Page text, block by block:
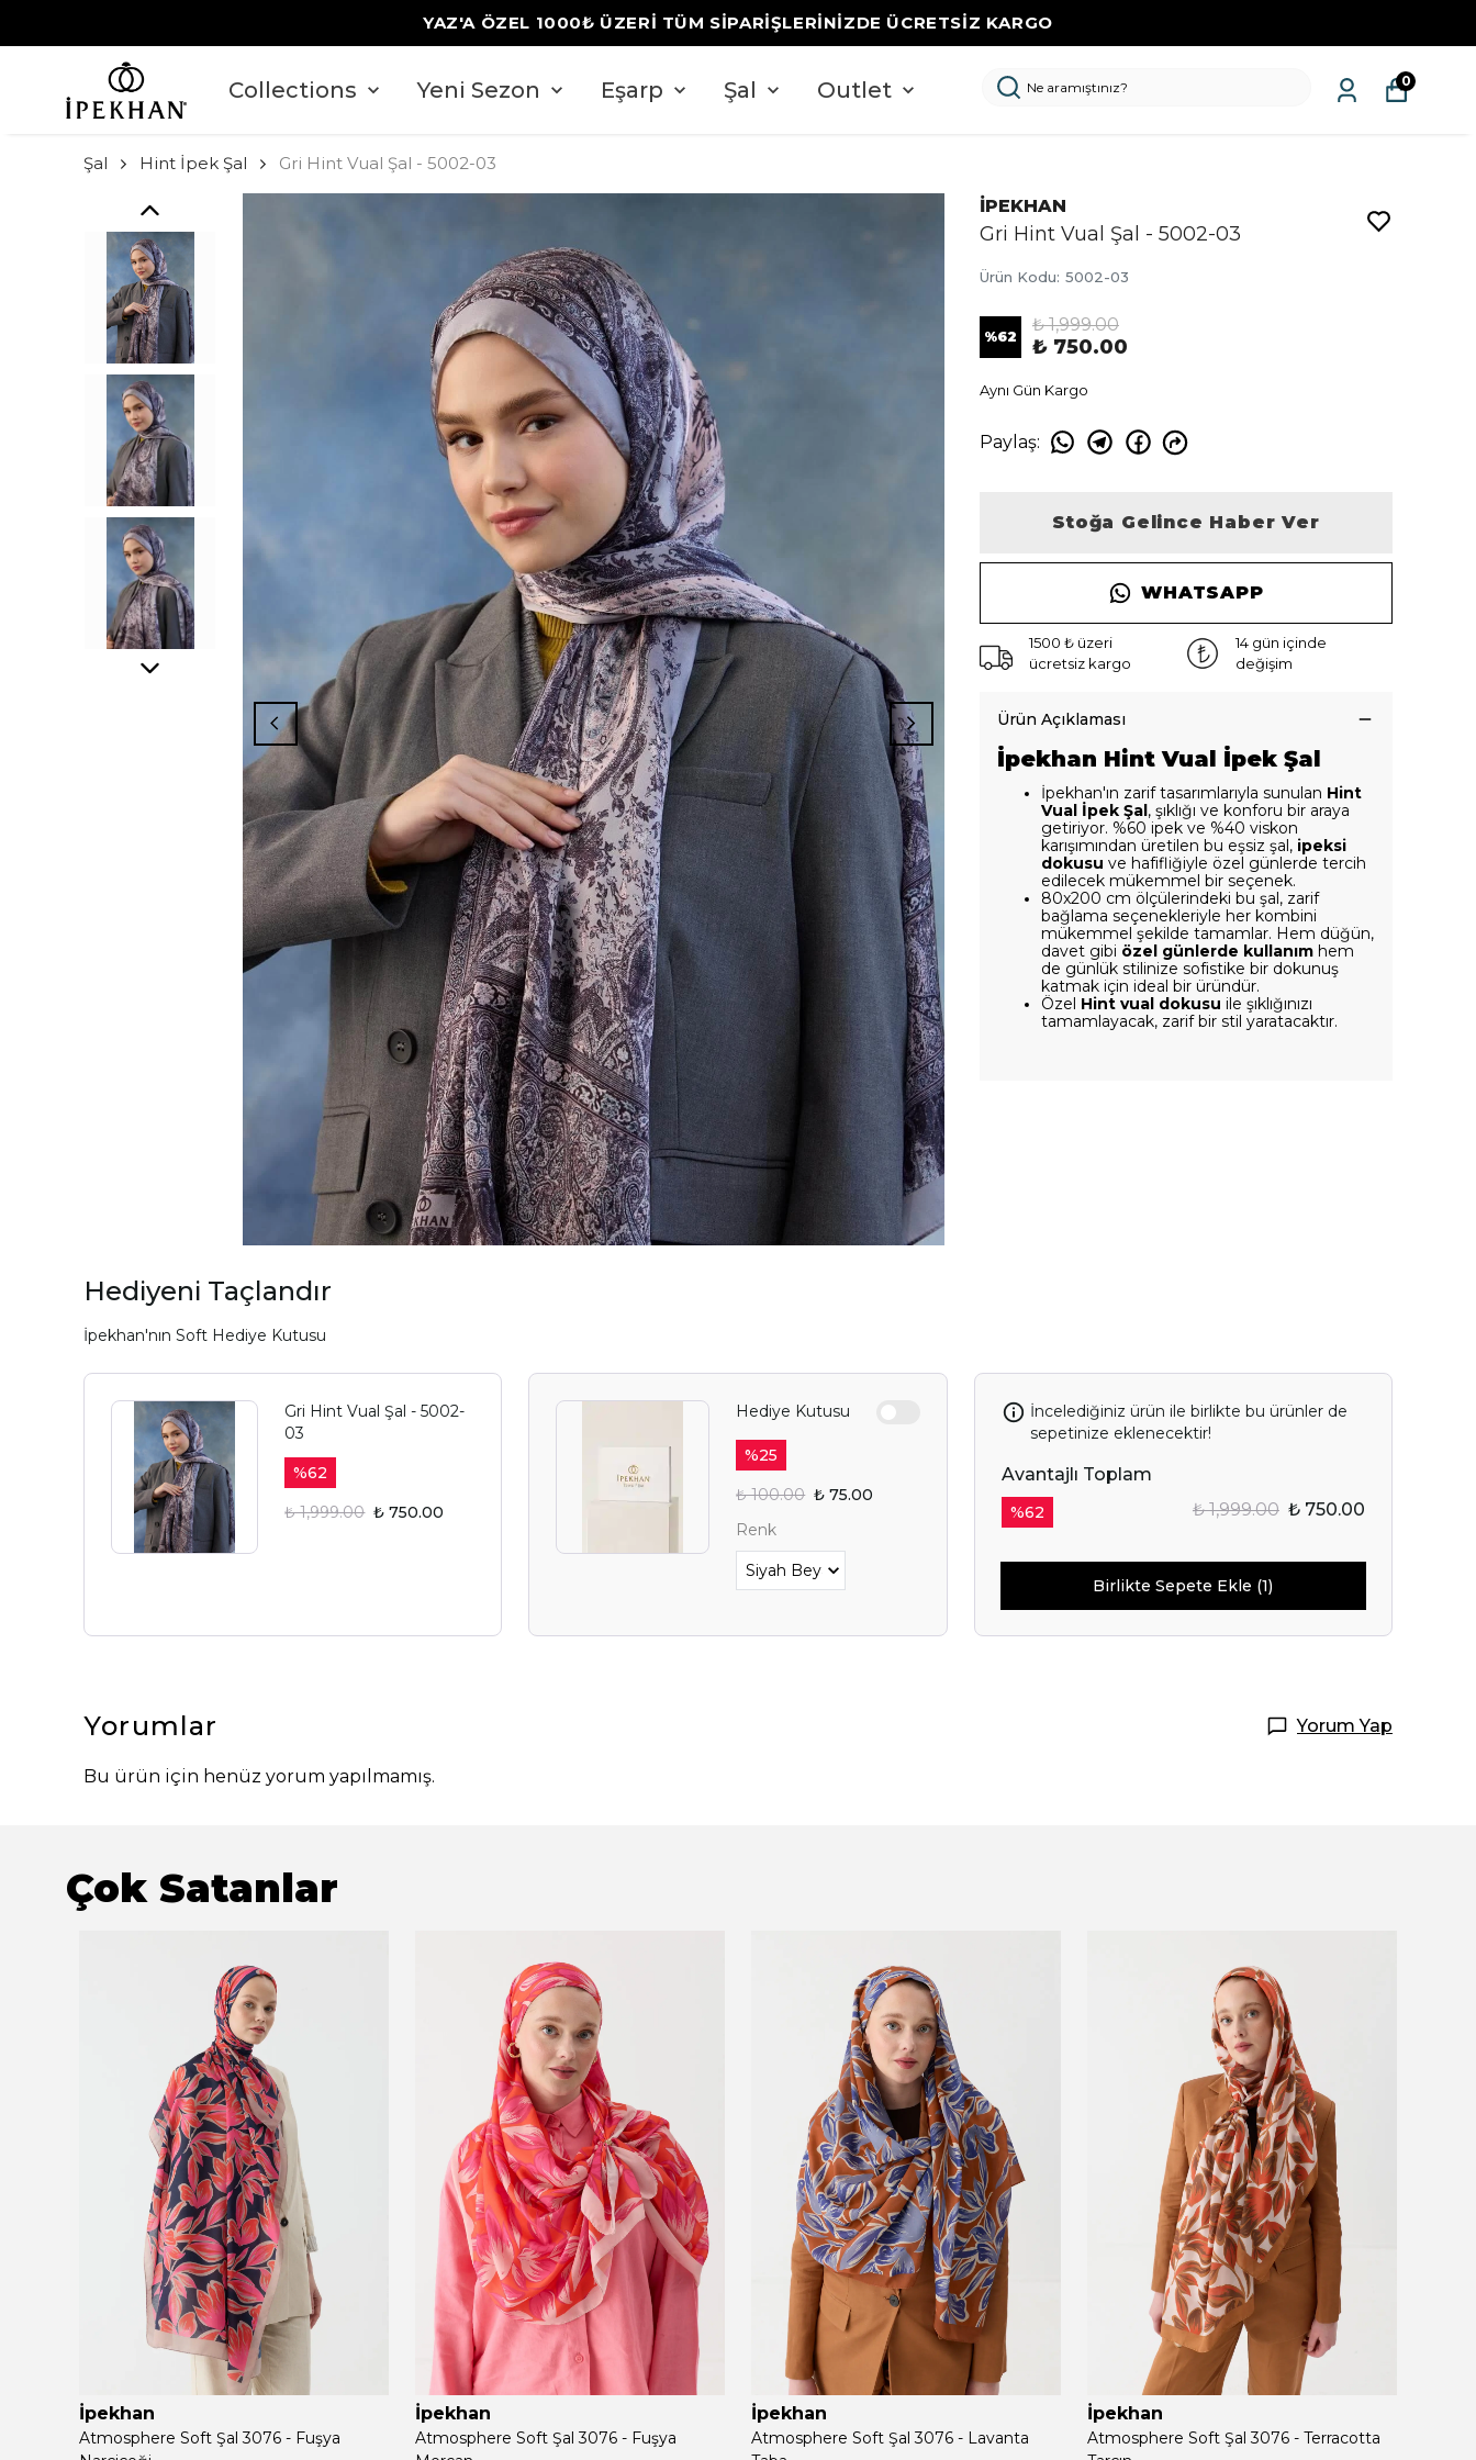
YAZ'A ÖZEL 1000₺ ÜZERİ TÜM SİPARİŞLERİNİZDE ÜCRETSİZ KARGO
Collections Yeni Sezon Eşarp Şal Outlet 0
Şal Hint İpek Şal Gri Hint Vual Şal - 5002-03
İPEKHAN
Gri Hint Vual Şal - 5002-03
Ürün Kodu: 5002-03
%62
₺ 1,999.00
₺ 750.00
Aynı Gün Kargo
Paylaş:
Stoğa Gelince Haber Ver
WHATSAPP
1500 ₺ üzeri
ücretsiz kargo
14 gün içinde
değişim
Ürün Açıklaması
İpekhan Hint Vual İpek Şal
İpekhan'ın zarif tasarımlarıyla sunulan Hint
Vual İpek Şal, şıklığı ve konforu bir araya
getiriyor. %60 ipek ve %40 viskon
karışımından üretilen bu eşsiz şal, ipeksi
dokusu ve hafifliğiyle özel günlerde tercih
edilecek mükemmel bir seçenek.
80x200 cm ölçülerindeki bu şal, zarif
bağlama seçenekleriyle her kombini
mükemmel şekilde tamamlar. Hem düğün,
davet gibi özel günlerde kullanım hem
de günlük stilinize sofistike bir dokunuş
katmak için ideal bir üründür.
Özel Hint vual dokusu ile şıklığınızı
tamamlayacak, zarif bir stil yaratacaktır.
Hediyeni Taçlandır
İpekhan'nın Soft Hediye Kutusu
Gri Hint Vual Şal - 5002-
03
%62
₺ 1,999.00 ₺ 750.00
Hediye Kutusu
%25
₺ 100.00 ₺ 75.00
Renk
İncelediğiniz ürün ile birlikte bu ürünler de
sepetinize eklenecektir!
Avantajlı Toplam
%62 ₺ 1,999.00 ₺ 750.00
Birlikte Sepete Ekle (1)
Yorumlar Yorum Yap
Bu ürün için henüz yorum yapılmamış.
Çok Satanlar
İpekhan
Atmosphere Soft Şal 3076 - Fuşya
İpekhan
Atmosphere Soft Şal 3076 - Fuşya
İpekhan
Atmosphere Soft Şal 3076 - Lavanta
İpekhan
Atmosphere Soft Şal 3076 - Terracotta